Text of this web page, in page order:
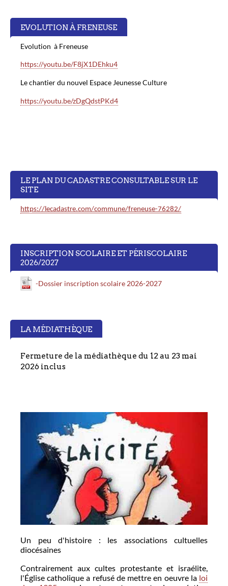
EVOLUTION À FRENEUSE
Evolution à Freneuse
https://youtu.be/F8jX1DEhku4
Le chantier du nouvel Espace Jeunesse Culture
https://youtu.be/zDgQdstPKd4
LE PLAN DU CADASTRE CONSULTABLE SUR LE
SITE
https://lecadastre.com/commune/freneuse-76282/
INSCRIPTION SCOLAIRE ET PÉRISCOLAIRE
2026/2027
-Dossier inscription scolaire 2026-2027
LA MÉDIATHÈQUE
Fermeture de la médiathèque du 12 au 23 mai
2026 inclus
Un peu d'histoire : les associations cultuelles
diocésaines
Contrairement aux cultes protestante et israélite,
l'Église catholique a refusé de mettre en oeuvre la loi